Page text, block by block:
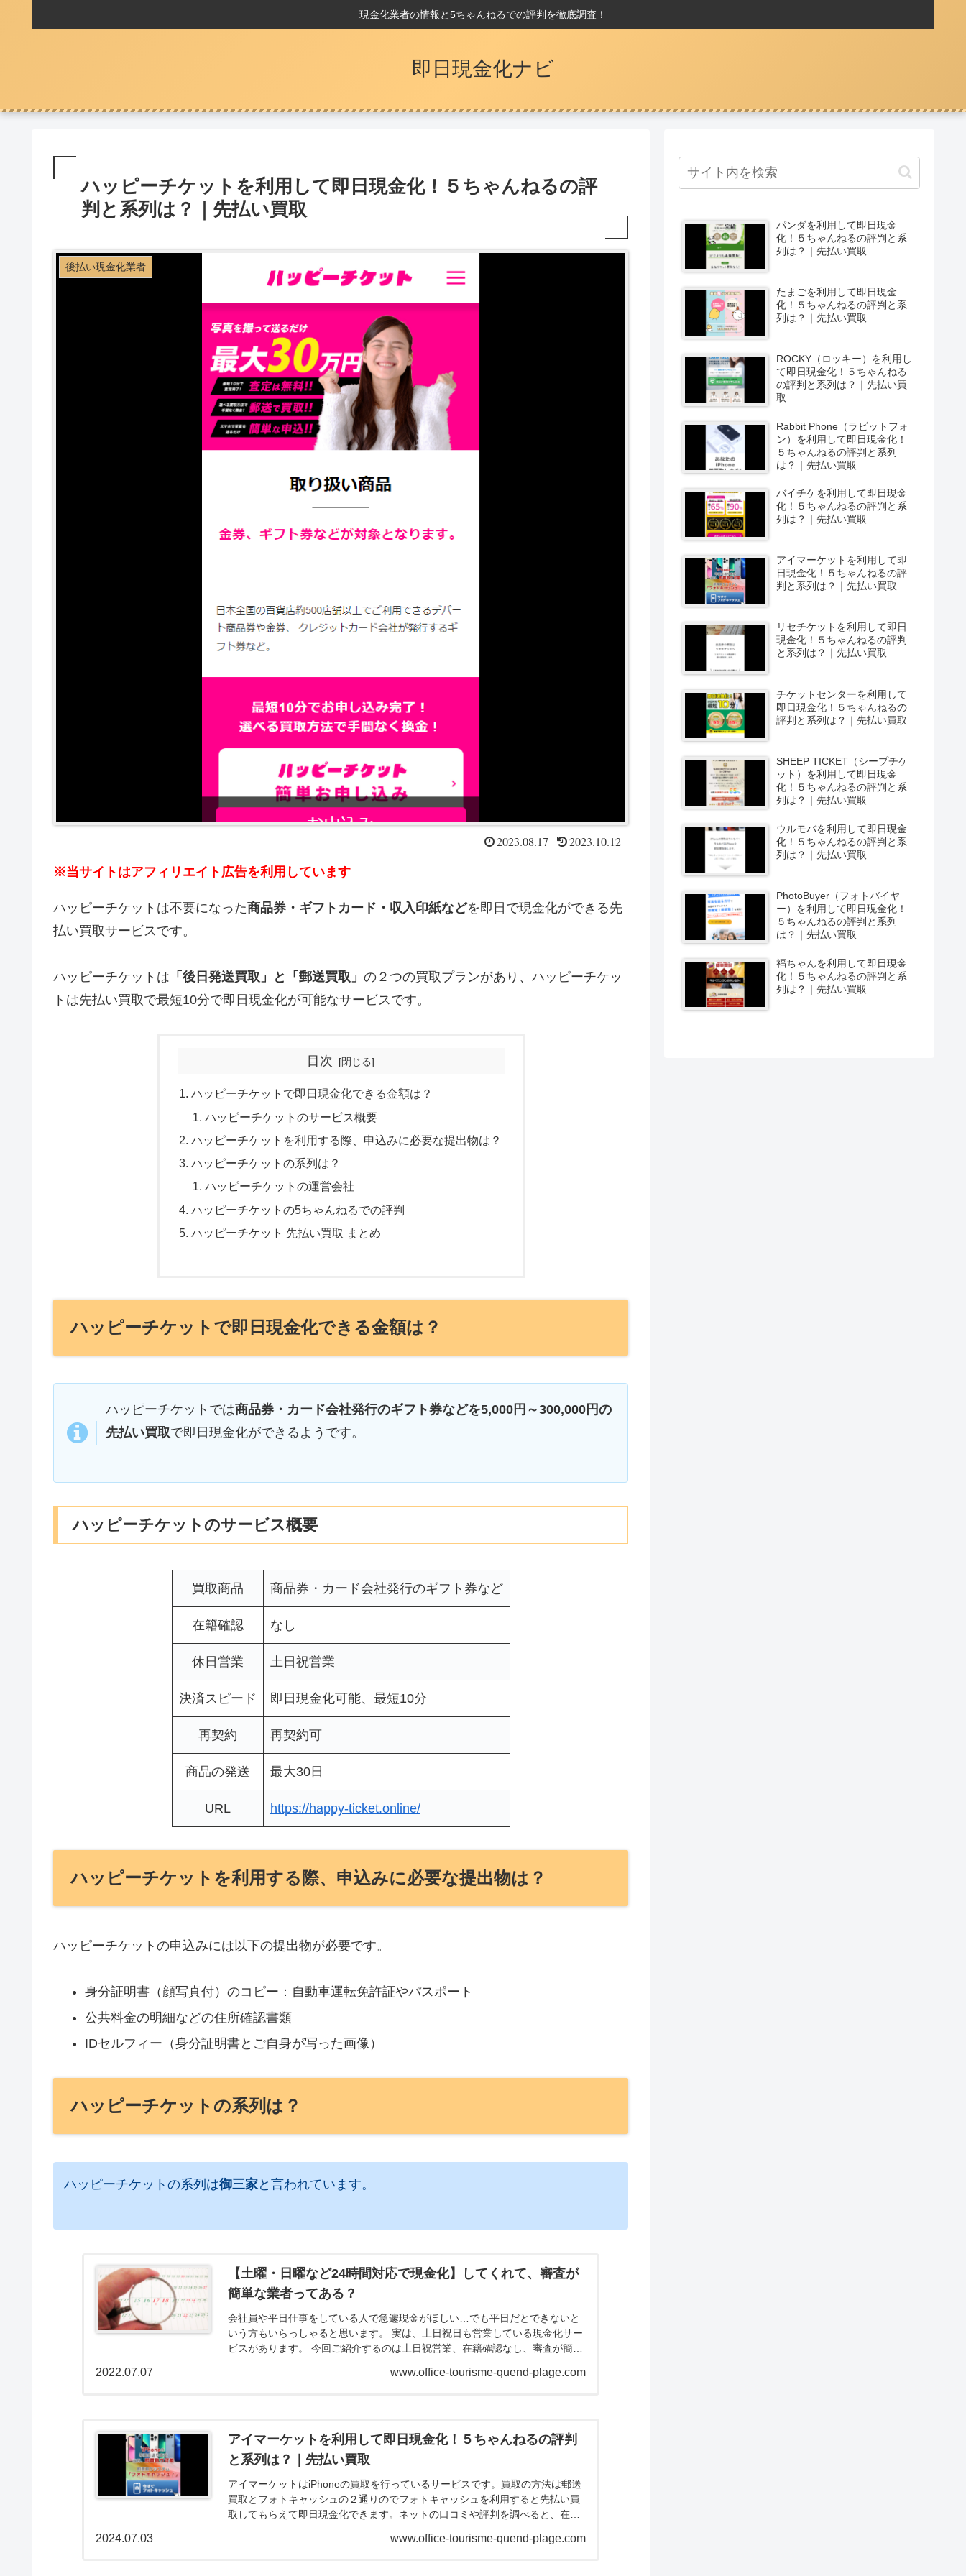
現金化業者の情報と5ちゃんねるでの評判を徹底調査！
即日現金化ナビ
ハッピーチケットを利用して即日現金化！５ちゃんねるの評
判と系列は？｜先払い買取
後払い現金化業者
2023.08.17 2023.10.12
※当サイトはアフィリエイト広告を利用しています
ハッピーチケットは不要になった商品券・ギフトカード・収入印紙などを即日で現金化ができる先
払い買取サービスです。
ハッピーチケットは 「 後日発送買取 」と「郵送買取」 の２つの買取プランがあり、ハッピーチケッ
トは先払い買取で最短10分で即日現金化が可能なサービスです。
目次
ハッピーチケットで即日現金化できる金額は？
ハッピーチケットのサービス概要
ハッピーチケットを利用する際、申込みに必要な提出物は？
ハッピーチケットの系列は？
ハッピーチケットの運営会社
ハッピーチケットの5ちゃんねるでの評判
ハッピーチケット 先払い買取 まとめ
ハッピーチケットで即日現金化できる金額は？
ハッピーチケットでは商品券・カード会社発行のギフト券などを5,000円～300,000円の
先払い買取で即日現金化ができるようです。
ハッピーチケットのサービス概要
買取商品 商品券・カード会社発行のギフト券など
在籍確認 なし
休日営業 土日祝営業
決済スピード 即日現金化可能、最短10分
再契約 再契約可
商品の発送 最大30日
URL https://happy-ticket.online/
ハッピーチケットを利用する際、申込みに必要な提出物は？
ハッピーチケットの申込みには以下の提出物が必要です。
身分証明書（顔写真付）のコピー：自動車運転免許証やパスポート
公共料金の明細などの住所確認書類
IDセルフィー（身分証明書とご自身が写った画像）
ハッピーチケットの系列は？
ハッピーチケットの系列は御三家と言われています。
【土曜・日曜など24時間対応で現金化】してくれて、審査が
簡単な業者ってある？
会社員や平日仕事をしている人で急遽現金がほしい…でも平日だとできないと
いう方もいらっしゃると思います。 実は、土日祝日も営業している現金化サー
ビスがあります。 今回ご紹介するのは土日祝営業、在籍確認なし、審査が簡単
www.office-tourisme-quend-plage.com
2022.07.07
アイマーケットを利用して即日現金化！５ちゃんねるの評判
と系列は？｜先払い買取
アイマーケットはiPhoneの買取を行っているサービスです。買取の方法は郵送
買取とフォトキャッシュの２通りのでフォトキャッシュを利用すると先払い買
取してもらえて即日現金化できます。ネットの口コミや評判を調べると、在籍
www.office-tourisme-quend-plage.com
2024.07.03
パンダを利用して即日現金
化！５ちゃんねるの評判と系
列は？｜先払い買取
たまごを利用して即日現金
化！５ちゃんねるの評判と系
列は？｜先払い買取
ROCKY（ロッキー）を利用し
て即日現金化！５ちゃんねる
の評判と系列は？｜先払い買
取
Rabbit Phone（ラビットフォ
ン）を利用して即日現金化！
５ちゃんねるの評判と系列
は？｜先払い買取
バイチケを利用して即日現金
化！５ちゃんねるの評判と系
列は？｜先払い買取
アイマーケットを利用して即
日現金化！５ちゃんねるの評
判と系列は？｜先払い買取
リセチケットを利用して即日
現金化！５ちゃんねるの評判
と系列は？｜先払い買取
チケットセンターを利用して
即日現金化！５ちゃんねるの
評判と系列は？｜先払い買取
SHEEP TICKET（シープチケ
ット）を利用して即日現金
化！５ちゃんねるの評判と系
列は？｜先払い買取
ウルモバを利用して即日現金
化！５ちゃんねるの評判と系
列は？｜先払い買取
PhotoBuyer（フォトバイヤ
ー）を利用して即日現金化！
５ちゃんねるの評判と系列
は？｜先払い買取
福ちゃんを利用して即日現金
化！５ちゃんねるの評判と系
列は？｜先払い買取